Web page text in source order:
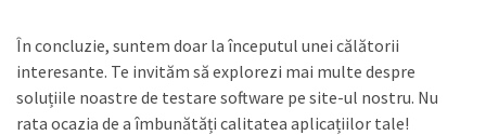
În concluzie, suntem doar la începutul unei călătorii
interesante. Te invităm să explorezi mai multe despre
soluțiile noastre de testare software pe site-ul nostru. Nu
rata ocazia de a îmbunătăți calitatea aplicațiilor tale!